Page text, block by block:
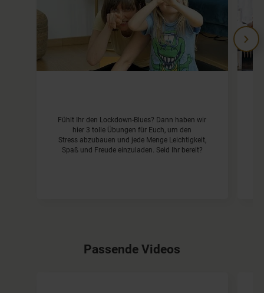
Fühlt Ihr den Lockdown-Blues? Dann haben wir
hier 3 tolle Übungen für Euch, um den
Stress abzubauen und jede Menge Leichtigkeit,
Spaß und Freude einzuladen. Seid Ihr bereit?
Passende Videos